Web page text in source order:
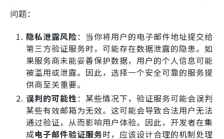
问题：
隐私泄露风险：当你将用户的电子邮件地址提交给
第三方验证服务时，可能存在数据泄露的隐患。如
果服务商未能妥善保护数据，用户的个人信息可能
被滥用或泄露。因此，选择一个安全可靠的服务提
供商至关重要。
误判的可能性：某些情况下，验证服务可能会误判
某些有效邮箱为无效。这可能会导致合法用户无法
通过验证，从而影响用户体验。因此，开发者在集
成电子邮件验证服务时，应该设计合理的机制处理